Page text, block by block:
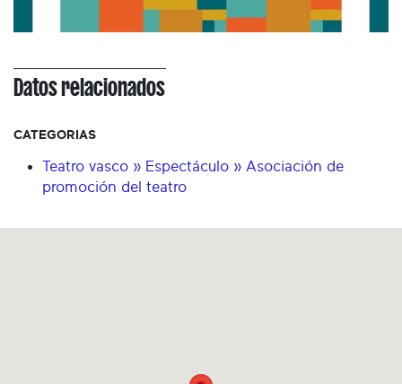
Datos relacionados
CATEGORIAS
Teatro vasco » Espectáculo » Asociación de
promoción del teatro